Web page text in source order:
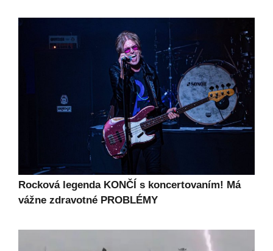
Rocková legenda KONČÍ s koncertovaním! Má
vážne zdravotné PROBLÉMY